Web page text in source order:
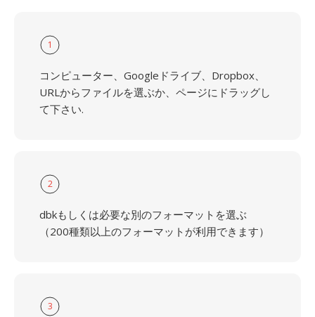
1
コンピューター、Googleドライブ、Dropbox、
URLからファイルを選ぶか、ページにドラッグし
て下さい.
2
dbkもしくは必要な別のフォーマットを選ぶ
（200種類以上のフォーマットが利用できます）
3